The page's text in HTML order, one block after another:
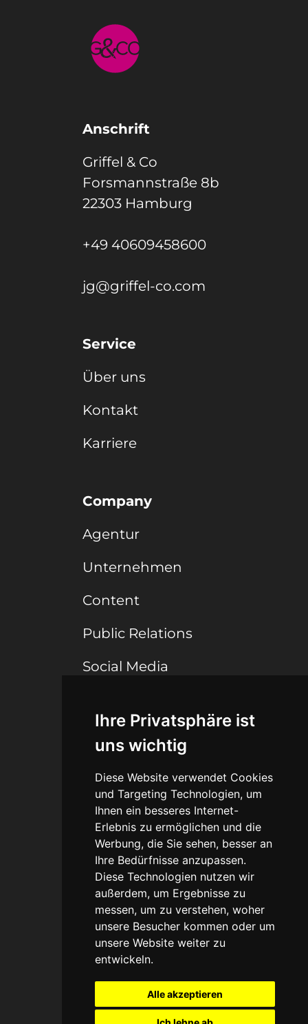
Ihre Privatsphäre ist
uns wichtig
Diese Website verwendet Cookies
und Targeting Technologien, um
Ihnen ein besseres Internet-
Erlebnis zu ermöglichen und die
Werbung, die Sie sehen, besser an
Ihre Bedürfnisse anzupassen.
Diese Technologien nutzen wir
außerdem, um Ergebnisse zu
messen, um zu verstehen, woher
unsere Besucher kommen oder um
unsere Website weiter zu
entwickeln.
Alle akzeptieren
Anschrift
Griffel & Co
Forsmannstraße 8b
22303 Hamburg
+49 40609458600
jg@griffel-co.com
Service
Über uns
Kontakt
Karriere
Company
Agentur
Unternehmen
Content
Public Relations
Social Media
Connect
Portfolio
Legal
Agb
Datenschutz
Impressum
Haftungsausschuss